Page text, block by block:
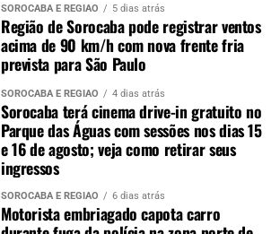
SOROCABA E REGIÃO 5 dias atrás
Região de Sorocaba pode registrar ventos
acima de 90 km/h com nova frente fria
prevista para São Paulo
SOROCABA E REGIÃO 4 dias atrás
Sorocaba terá cinema drive-in gratuito no
Parque das Águas com sessões nos dias 15
e 16 de agosto; veja como retirar seus
ingressos
SOROCABA E REGIÃO 6 dias atrás
Motorista embriagado capota carro